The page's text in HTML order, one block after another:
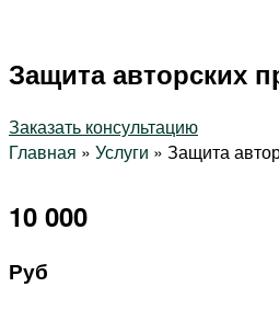
Защита авторских
Заказать консультацию
Главная » Услуги » Защита
10 000
Руб